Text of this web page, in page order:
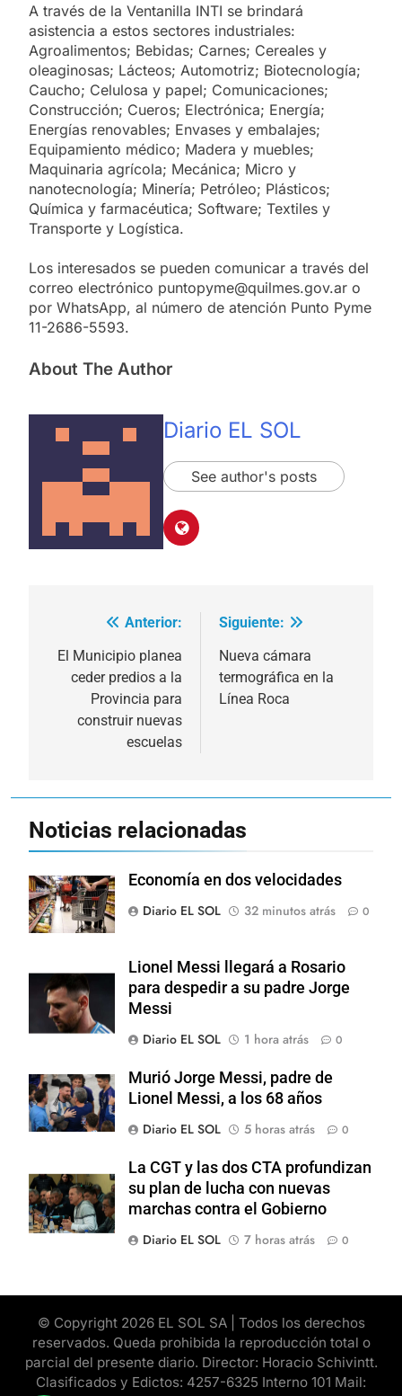
A través de la Ventanilla INTI se brindará
asistencia a estos sectores industriales:
Agroalimentos; Bebidas; Carnes; Cereales y
oleaginosas; Lácteos; Automotriz; Biotecnología;
Caucho; Celulosa y papel; Comunicaciones;
Construcción; Cueros; Electrónica; Energía;
Energías renovables; Envases y embalajes;
Equipamiento médico; Madera y muebles;
Maquinaria agrícola; Mecánica; Micro y
nanotecnología; Minería; Petróleo; Plásticos;
Química y farmacéutica; Software; Textiles y
Transporte y Logística.
Los interesados se pueden comunicar a través del
correo electrónico puntopyme@quilmes.gov.ar o
por WhatsApp, al número de atención Punto Pyme
11-2686-5593.
About The Author
Diario EL SOL
See author's posts
Navegación
de
entradas
Anterior:
El Municipio planea
ceder predios a la
Provincia para
construir nuevas
escuelas
Siguiente:
Nueva cámara
termográfica en la
Línea Roca
Noticias relacionadas
Economía en dos velocidades
Diario EL SOL
32 minutos atrás 0
Lionel Messi llegará a Rosario
para despedir a su padre Jorge
Messi
Diario EL SOL
1 hora atrás 0
Murió Jorge Messi, padre de
Lionel Messi, a los 68 años
Diario EL SOL
5 horas atrás 0
La CGT y las dos CTA profundizan
su plan de lucha con nuevas
marchas contra el Gobierno
Diario EL SOL
7 horas atrás 0
© Copyright 2026 EL SOL SA | Todos los derechos
reservados. Queda prohibida la reproducción total o
parcial del presente diario. Director: Horacio Schivintt.
Clasificados y Edictos: 4257-6325 Interno 101 Mail: